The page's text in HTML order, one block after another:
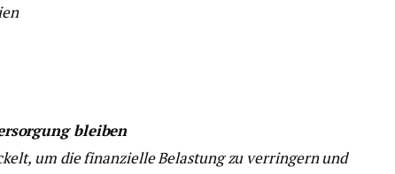
bleiben
um die finanzielle Belastung zu verringern und